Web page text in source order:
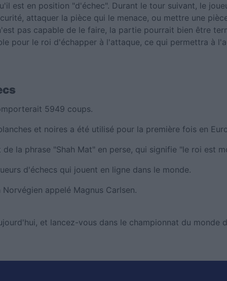
est en position "d'échec". Durant le tour suivant, le
attaquer la pièce qui le menace, ou mettre une
pas capable de le faire, la partie pourrait bien être
pour le roi d'échapper à l'attaque, ce qui permettra à
5949 coups.
et noires a été utilisé pour la première fois en
la phrase "Shah Mat" en perse, qui signifie "le roi est
d'échecs qui jouent en ligne dans le monde.
appelé Magnus Carlsen.
et lancez-vous dans le championnat du monde